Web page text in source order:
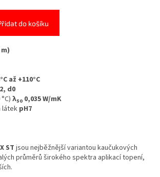
do košíku
až +110°C
d0
λ50 0,035 W/mK
látek pH7
STjsou nejběžnější variantou kaučukových
průměrů širokého spektra aplikací topení,